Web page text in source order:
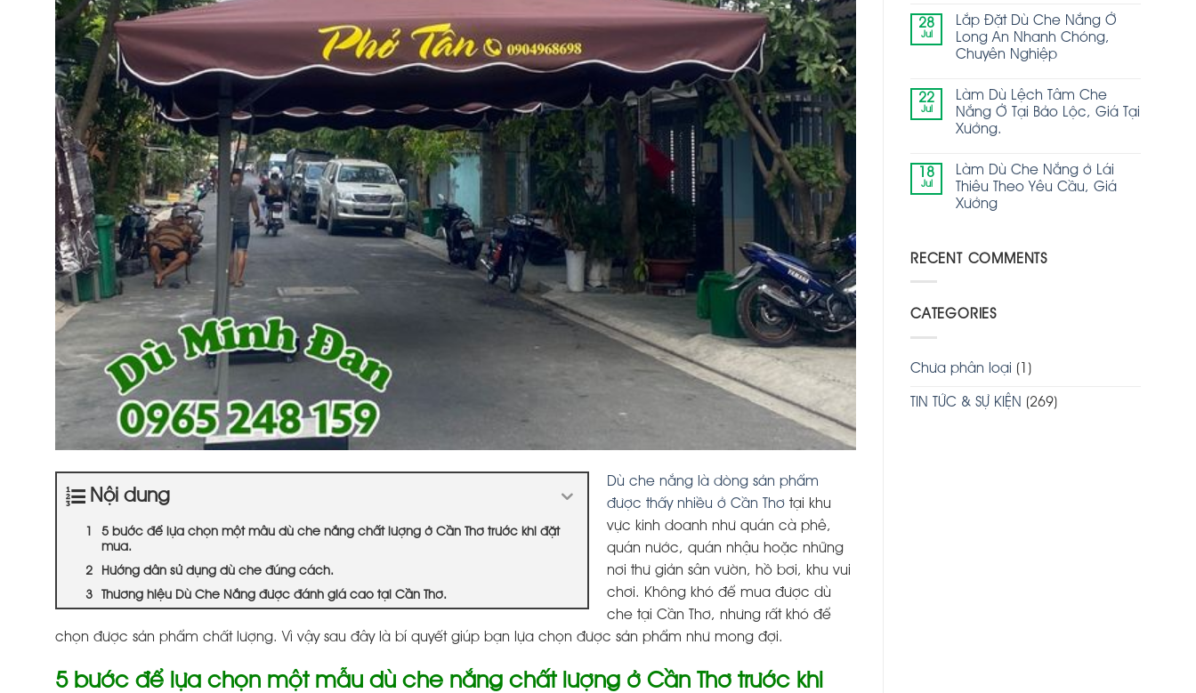
Nội dung
5 bước để lựa chọn một mẫu dù che nắng chất lượng ở Cần Thơ trước khi đặt
mua.
Hướng dẫn sử dụng dù che đúng cách.
Thương hiệu Dù Che Nắng được đánh giá cao tại Cần Thơ.
Dù che nắng là dòng sản phẩm
được thấy nhiều ở Cần Thơ tại khu
vực kinh doanh như quán cà phê,
quán nước, quán nhậu hoặc những
nơi thư giản sân vườn, hồ bơi, khu vui
chơi. Không khó để mua được dù
che tại Cần Thơ, nhưng rất khó để
chọn được sản phẩm chất lượng. Vì vậy sau đây là bí quyết giúp bạn lựa chọn được sản phẩm như mong đợi.
5 bước để lựa chọn một mẫu dù che nắng chất lượng ở Cần Thơ trước khi
28
Jul
Lắp Đặt Dù Che Nắng Ở
Long An Nhanh Chóng,
Chuyên Nghiệp
22
Jul
Làm Dù Lệch Tâm Che
Nắng Ở Tại Bảo Lộc, Giá Tại
Xưởng.
18
Jul
Làm Dù Che Nắng ở Lái
Thiêu Theo Yêu Cầu, Giá
Xưởng
RECENT COMMENTS
CATEGORIES
Chưa phân loại (1)
TIN TỨC & SỰ KIỆN (269)